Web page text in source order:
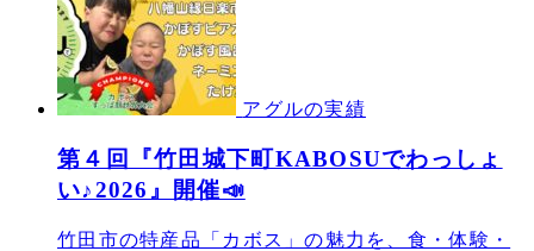
アグルの実績
第４回『竹田城下町KABOSUでわっしょ
い♪2026』開催📣
竹田市の特産品「カボス」の魅力を、食・体験・